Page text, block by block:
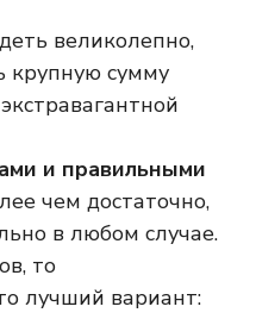
великолепно,
крупную сумму
и правильными
чем достаточно,
в любом случае.
то
лучший вариант: